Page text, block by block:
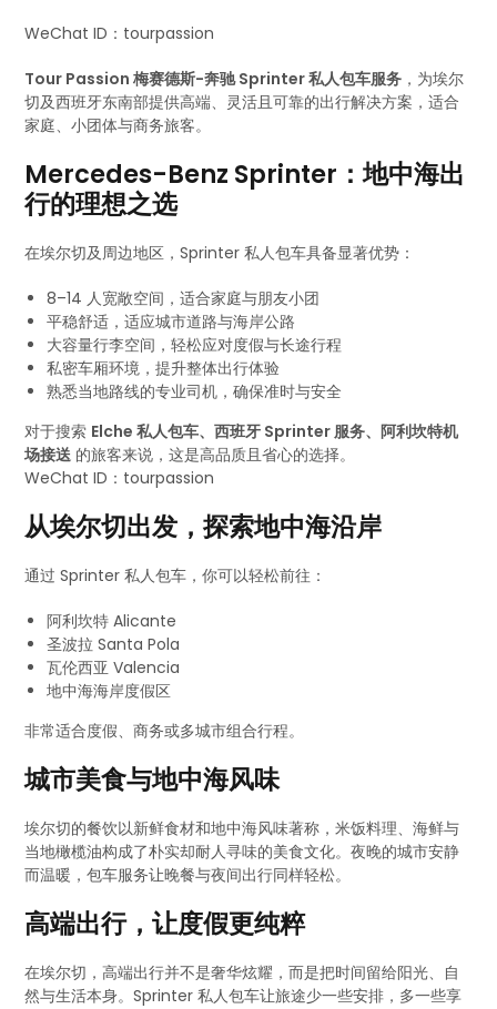
WeChat ID：tourpassion
Tour Passion 梅赛德斯-奔驰 Sprinter 私人包车服务 ，为埃尔
切及西班牙东南部提供高端、灵活且可靠的出行解决方案，适合
家庭、小团体与商务旅客。
Mercedes-Benz Sprinter：地中海出
行的理想之选
在埃尔切及周边地区，Sprinter 私人包车具备显著优势：
8–14 人宽敞空间，适合家庭与朋友小团
平稳舒适，适应城市道路与海岸公路
大容量行李空间，轻松应对度假与长途行程
私密车厢环境，提升整体出行体验
熟悉当地路线的专业司机，确保准时与安全
对于搜索 Elche 私人包车、西班牙 Sprinter 服务、阿利坎特机
场接送 的旅客来说，这是高品质且省心的选择。
WeChat ID：tourpassion
从埃尔切出发，探索地中海沿岸
通过 Sprinter 私人包车，你可以轻松前往：
阿利坎特 Alicante
圣波拉 Santa Pola
瓦伦西亚 Valencia
地中海海岸度假区
非常适合度假、商务或多城市组合行程。
城市美食与地中海风味
埃尔切的餐饮以新鲜食材和地中海风味著称，米饭料理、海鲜与
当地橄榄油构成了朴实却耐人寻味的美食文化。夜晚的城市安静
而温暖，包车服务让晚餐与夜间出行同样轻松。
高端出行，让度假更纯粹
在埃尔切，高端出行并不是奢华炫耀，而是把时间留给阳光、自
然与生活本身。Sprinter 私人包车让旅途少一些安排，多一些享